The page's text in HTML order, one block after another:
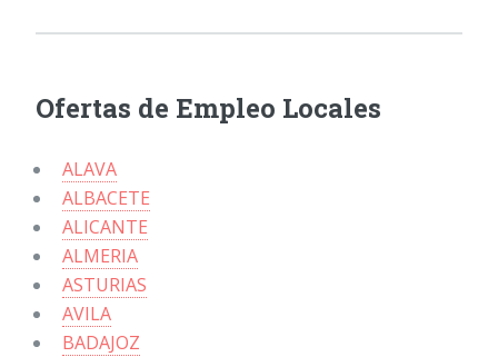
Ofertas de Empleo Locales
ALAVA
ALBACETE
ALICANTE
ALMERIA
ASTURIAS
AVILA
BADAJOZ